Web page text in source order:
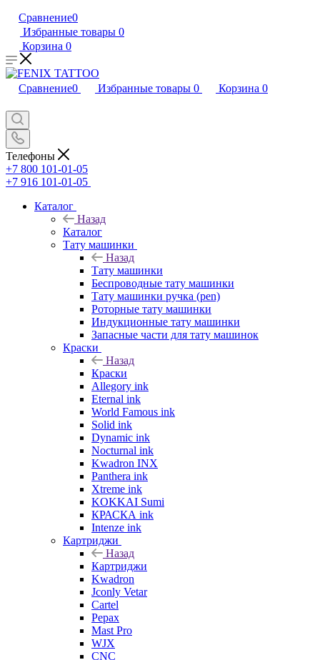
Сравнение0
Избранные товары 0
Корзина 0
Сравнение0 Избранные товары 0 Корзина 0
Телефоны
+7 800 101-01-05
+7 916 101-01-05
Каталог
Назад
Каталог
Тату машинки
Назад
Тату машинки
Беспроводные тату машинки
Тату машинки ручка (pen)
Роторные тату машинки
Индукционные тату машинки
Запасные части для тату машинок
Краски
Назад
Краски
Allegory ink
Eternal ink
World Famous ink
Solid ink
Dynamic ink
Nocturnal ink
Kwadron INX
Panthera ink
Xtreme ink
KOKKAI Sumi
КРАСКА ink
Intenze ink
Картриджи
Назад
Картриджи
Kwadron
Jconly Vetar
Cartel
Pepax
Mast Pro
WJX
CNC